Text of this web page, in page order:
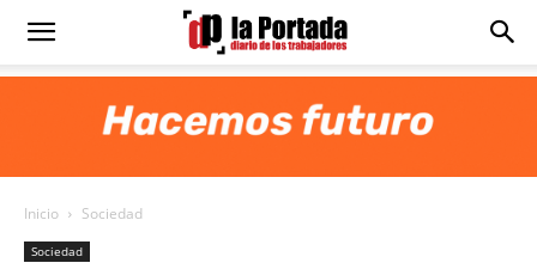
Diario
Portada
Inicio Sociedad
Sociedad